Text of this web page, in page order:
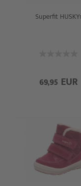
Superfit HUSKY1
69,95 EUR